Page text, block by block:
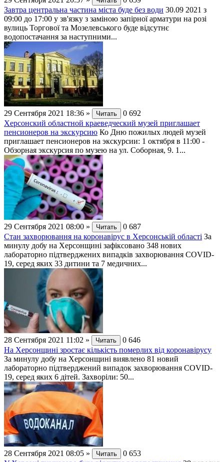
Завтра центральна частина міста буде без води 30.09 2021 з
09:00 до 17:00 у зв'язку з заміною запірної арматури на розі
вулиць Торгової та Мозелевського буде відсутнє
водопостачання за наступними...
29 Сентября 2021 18:36 » Читать 0 692
Херсонский областной краеведческий музей приглашает
пенсионеров на экскурсию Ко Дню пожилых людей музей
приглашает пенсионеров на экскурсии: 1 октября в 11:00 -
Обзорная экскурсия по музею на ул. Соборная, 9. 1...
29 Сентября 2021 08:00 » Читать 0 687
Стан захворювання на коронавірус в Херсонській області За
минулу добу на Херсонщині зафіксовано 348 нових
лабораторно підтверджених випадків захворювання СОVID-
19, серед яких 33 дитини та 7 медичних...
28 Сентября 2021 11:02 » Читать 0 646
На Херсонщині зростає кількість померлих від коронавірусу
За минулу добу на Херсонщині виявлено 81 новий
лабораторно підтверджений випадок захворювання СОVID-
19, серед яких 6 дітей. Захворіли: 50...
28 Сентября 2021 08:05 » Читать 0 653